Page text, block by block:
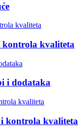
kvaliteta
i dodataka
kontrola kvaliteta